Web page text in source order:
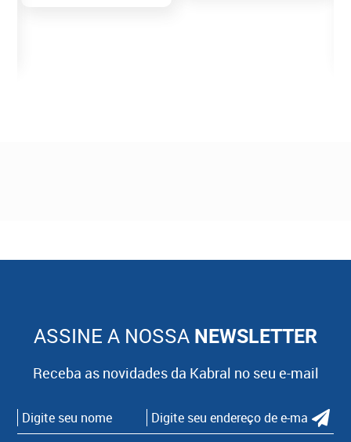
ASSINE A NOSSA NEWSLETTER
Receba as novidades da Kabral no seu e-mail